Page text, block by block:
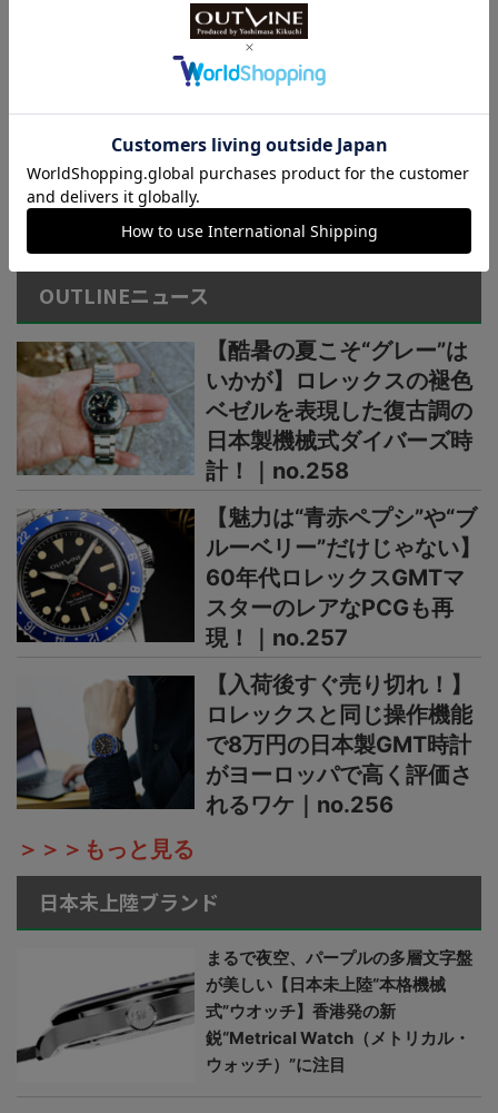
国産ブランド“カシオ”新作
【1万円以下の最新デジタ
ルウオッチ3種】薄型・軽
量スタイル（厚さ8.8mm、
重さ26g）、新コレクショ
ン“F-B100W”に注目
＞＞＞もっと見る
OUTLINEニュース
【酷暑の夏こそ“グレー”は
いかが】ロレックスの褪色
ベゼルを表現した復古調の
日本製機械式ダイバーズ時
計！｜no.258
【魅力は“青赤ペプシ”や“ブ
ルーベリー”だけじゃない】
60年代ロレックスGMTマ
スターのレアなPCGも再
現！｜no.257
【入荷後すぐ売り切れ！】
ロレックスと同じ操作機能
で8万円の日本製GMT時計
がヨーロッパで高く評価さ
れるワケ｜no.256
＞＞＞もっと見る
日本未上陸ブランド
まるで夜空、パープルの多層文字盤
が美しい【日本未上陸“本格機械
式”ウオッチ】香港発の新
鋭“Metrical Watch（メトリカル・
ウォッチ）”に注目